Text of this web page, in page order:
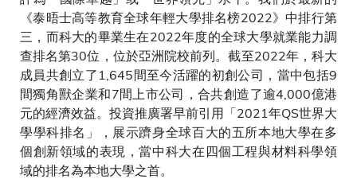
《泰晤士高等教育全球年輕大學排名榜2022》中排行第
三，而科大的畢業生在2022年度的全球大學就業能力調
查排名第30位，位於亞洲院校前列。截至2022年，科大
成員共創立了1,645間至今活躍的初創公司，當中包括9
間獨角獸企業和7間上市公司，合共創造了逾4,000億港
元的經濟效益。投資推廣署早前引用「2021年QS世界大
學學科排名」，展示躋身全球百大的五所本地大學在多
個創新領域的表現，當中科大在四個工程與材料科學領
域的排名為本地大學之首。